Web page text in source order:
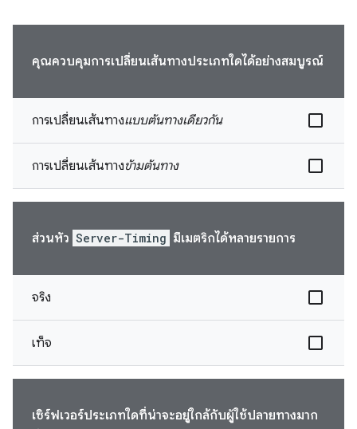
คุณควบคุมการเปลี่ยนเส้นทางประเภทใดได้อย่างสมบูรณ์
การเปลี่ยนเส้นทางแบบต้นทางเดียวกัน
การเปลี่ยนเส้นทางข้ามต้นทาง
ส่วนหัว Server-Timing มีเมตริกได้หลายรายการ
จริง
เท็จ
เซิร์ฟเวอร์ประเภทใดที่น่าจะอยู่ใกล้กับผู้ใช้ปลายทางมาก